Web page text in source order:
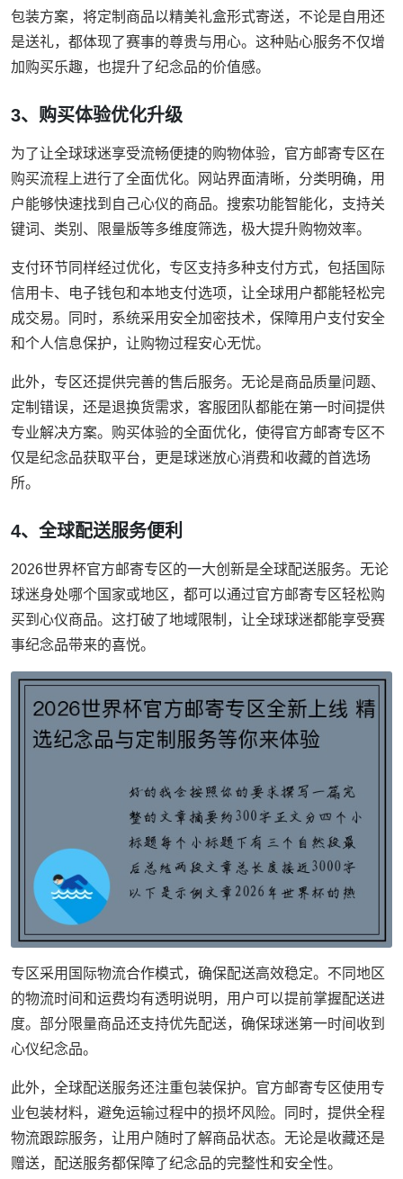
包装方案，将定制商品以精美礼盒形式寄送，不论是自用还
是送礼，都体现了赛事的尊贵与用心。这种贴心服务不仅增
加购买乐趣，也提升了纪念品的价值感。
3、购买体验优化升级
为了让全球球迷享受流畅便捷的购物体验，官方邮寄专区在
购买流程上进行了全面优化。网站界面清晰，分类明确，用
户能够快速找到自己心仪的商品。搜索功能智能化，支持关
键词、类别、限量版等多维度筛选，极大提升购物效率。
支付环节同样经过优化，专区支持多种支付方式，包括国际
信用卡、电子钱包和本地支付选项，让全球用户都能轻松完
成交易。同时，系统采用安全加密技术，保障用户支付安全
和个人信息保护，让购物过程安心无忧。
此外，专区还提供完善的售后服务。无论是商品质量问题、
定制错误，还是退换货需求，客服团队都能在第一时间提供
专业解决方案。购买体验的全面优化，使得官方邮寄专区不
仅是纪念品获取平台，更是球迷放心消费和收藏的首选场
所。
4、全球配送服务便利
2026世界杯官方邮寄专区的一大创新是全球配送服务。无论
球迷身处哪个国家或地区，都可以通过官方邮寄专区轻松购
买到心仪商品。这打破了地域限制，让全球球迷都能享受赛
事纪念品带来的喜悦。
专区采用国际物流合作模式，确保配送高效稳定。不同地区
的物流时间和运费均有透明说明，用户可以提前掌握配送进
度。部分限量商品还支持优先配送，确保球迷第一时间收到
心仪纪念品。
此外，全球配送服务还注重包装保护。官方邮寄专区使用专
业包装材料，避免运输过程中的损坏风险。同时，提供全程
物流跟踪服务，让用户随时了解商品状态。无论是收藏还是
赠送，配送服务都保障了纪念品的完整性和安全性。